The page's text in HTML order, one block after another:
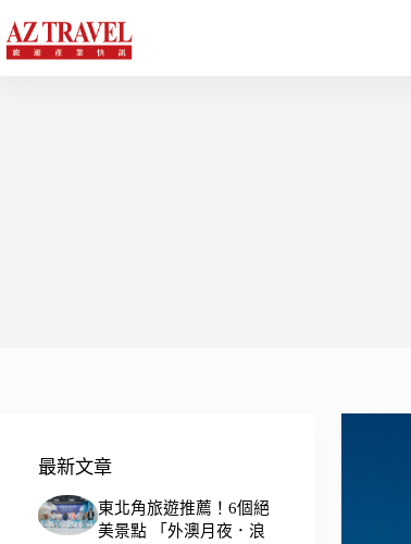
至
主
最新文章
東北角旅遊推薦！6個絕
美景點 「外澳月夜．浪